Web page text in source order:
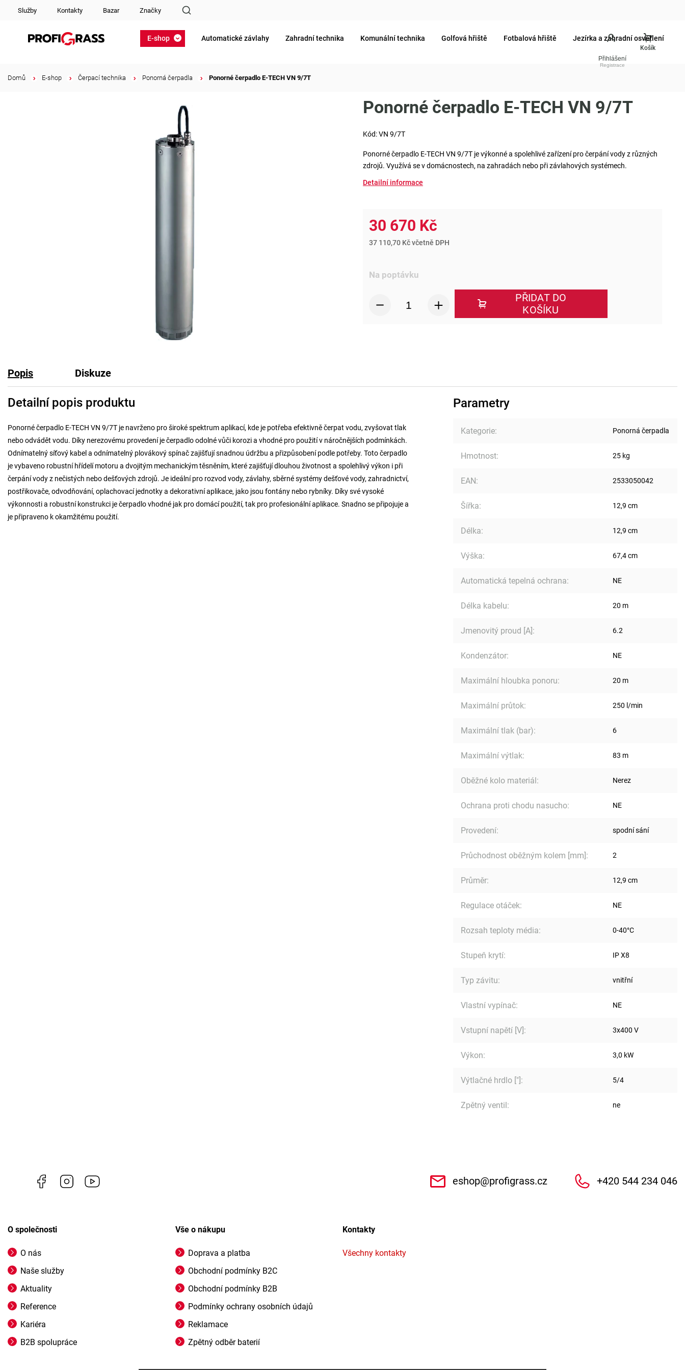
Služby Kontakty Bazar Značky
Přihlášení
E-shop Automatické závlahy Zahradní technika Komunální technika Golfová hřiště Fotbalová hřiště Jezírka a zahradní osvětlení
Domů E-shop Čerpací technika Ponorná čerpadla Ponorné čerpadlo E-TECH VN 9/7T
Ponorné čerpadlo E-TECH VN 9/7T
Kód:VN 9/7T
Ponorné čerpadlo E-TECH VN 9/7T je výkonné a spolehlivé zařízení pro čerpání vody z různých
zdrojů. Využívá se v domácnostech, na zahradách nebo při závlahových systémech.
Detailní informace
30 670 Kč
37 110,70 Kč včetně DPH
Na poptávku
PŘIDAT DO
KOŠÍKU
Popis Diskuze
Detailní popis produktu
Ponorné čerpadlo E-TECH VN 9/7T je navrženo pro široké spektrum aplikací, kde je potřeba efektivně čerpat vodu, zvyšovat tlak
nebo odvádět vodu. Díky nerezovému provedení je čerpadlo odolné vůči korozi a vhodné pro použití v náročnějších podmínkách.
Odnímatelný síťový kabel a odnímatelný plovákový spínač zajišťují snadnou údržbu a přizpůsobení podle potřeby. Toto čerpadlo
je vybaveno robustní hřídelí motoru a dvojitým mechanickým těsněním, které zajišťují dlouhou životnost a spolehlivý výkon i při
čerpání vody z nečistých nebo dešťových zdrojů. Je ideální pro rozvod vody, závlahy, sběrné systémy dešťové vody, zahradnictví,
postřikovače, odvodňování, oplachovací jednotky a dekorativní aplikace, jako jsou fontány nebo rybníky. Díky své vysoké
výkonnosti a robustní konstrukci je čerpadlo vhodné jak pro domácí použití, tak pro profesionální aplikace. Snadno se připojuje a
je připraveno k okamžitému použití.
Parametry
Kategorie: Ponorná čerpadla
Hmotnost: 25 kg
EAN: 2533050042
Šířka: 12,9 cm
Délka: 12,9 cm
Výška: 67,4 cm
Automatická tepelná ochrana: NE
Délka kabelu: 20 m
Jmenovitý proud [A] : 6.2
Kondenzátor: NE
Maximální hloubka ponoru: 20 m
Maximální průtok: 250 l/min
Maximální tlak (bar): 6
Maximální výtlak: 83 m
Oběžné kolo materiál : Nerez
Ochrana proti chodu nasucho: NE
Provedení: spodní sání
Průchodnost oběžným kolem [mm] : 2
Průměr: 12,9 cm
Regulace otáček: NE
Rozsah teploty média: 0-40°C
Stupeň krytí: IP X8
Typ závitu: vnitřní
Vlastní vypínač: NE
Vstupní napětí [V] : 3x400 V
Výkon: 3,0 kW
Výtlačné hrdlo ["] : 5/4
Zpětný ventil : ne
Facebook Instagram eshop@profigrass.cz +420 544 234 046
O společnosti
O nás
Naše služby
Aktuality
Reference
Kariéra
B2B spolupráce
Vše o nákupu
Doprava a platba
Obchodní podmínky B2C
Obchodní podmínky B2B
Podmínky ochrany osobních údajů
Reklamace
Zpětný odběr baterií
Kontakty
Všechny kontakty